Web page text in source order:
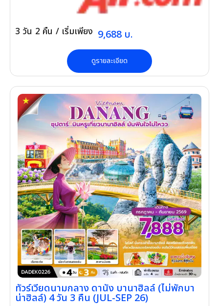
3 วัน 2 คืน / เริ่มเพียง 9,688 บ.
ดูรายละเอียด
ทัวร์เวียดนามกลาง ดานัง บานาฮิลล์ (ไม่พักบา
น่าฮิลล์) 4 วัน 3 คืน (JUL-SEP 26)